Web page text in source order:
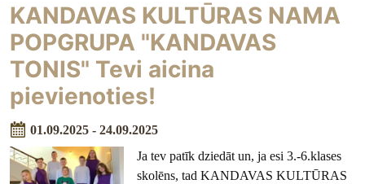
KANDAVAS KULTŪRAS NAMA
POPGRUPA "KANDAVAS
TONIS" Tevi aicina
pievienoties!
01.09.2025 - 24.09.2025
Ja tev patīk dziedāt un, ja esi 3.-6.klases
skolēns, tad KANDAVAS KULTŪRAS